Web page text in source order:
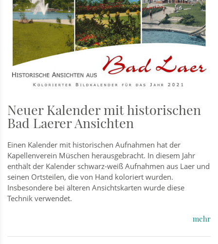
Neuer Kalender mit historischen
Bad Laerer Ansichten
Einen Kalender mit historischen Aufnahmen hat der
Kapellenverein Müschen herausgebracht. In diesem Jahr
enthält der Kalender schwarz-weiß Aufnahmen aus Laer und
seinen Ortsteilen, die von Hand koloriert wurden.
Insbesondere bei älteren Ansichtskarten wurde diese
Technik verwendet.
mehr